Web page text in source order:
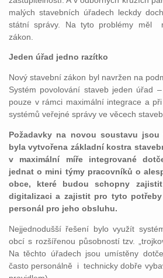
malých stavebních úřadech leckdy
státní správy. Na tyto problémy měl
zákon.
Jeden úřad jedno razítko
Nový stavební zákon byl navržen na
Systém povolování staveb jeden úřad
pouze v rámci maximální integrace a
systémů veřejné správy ve věcech
Požadavky na novou soustavu
byla vytvořena základní kostra
v maximální míře integrované
jednat o mini týmy pracovníků o
obce, které budou schopny
digitalizaci a zajistit pro tyto
personál pro jeho obsluhu.
Nejjednodušší řešení bylo využít
obcí s rozšířenou působností tzv.
Na těchto úřadech jsou umístěny
často personálně i technicky dobře